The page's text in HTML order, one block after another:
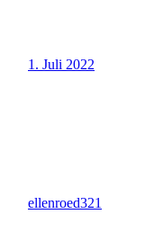
1. Juli 2022
ellenroed321